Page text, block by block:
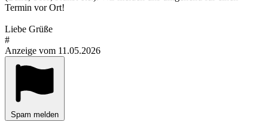
Termin vor Ort!
Liebe Grüße
#
Anzeige vom 11.05.2026
Spam melden